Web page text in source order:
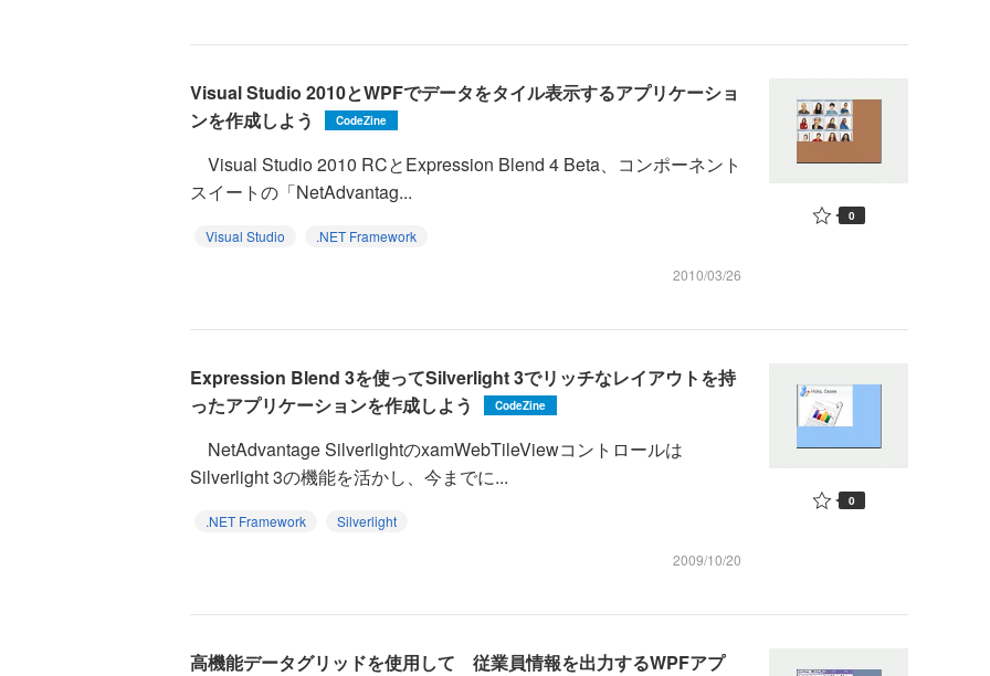
Visual Studio 2010とWPFでデータをタイル表示するアプリケーショ
ンを作成しよう
CodeZine
Visual Studio 2010 RCとExpression Blend 4 Beta、コンポーネント
スイートの「NetAdvantag...
Visual Studio .NET Framework
2010/03/26
0
Expression Blend 3を使ってSilverlight 3でリッチなレイアウトを持
ったアプリケーションを作成しよう
CodeZine
NetAdvantage SilverlightのxamWebTileViewコントロールは
Silverlight 3の機能を活かし、今までに...
.NET Framework Silverlight
2009/10/20
0
高機能データグリッドを使用して 従業員情報を出力するWPFアプ